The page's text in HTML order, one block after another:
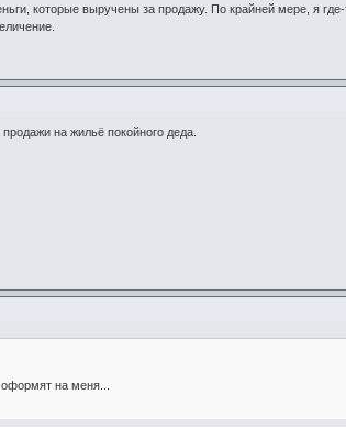
которые выручены за продажу. По крайней мере, я
на жильё покойного деда.
на меня...